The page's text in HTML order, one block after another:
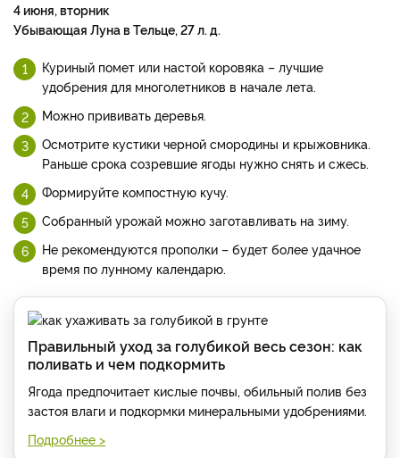
4 июня, вторник
Убывающая Луна в Тельце, 27 л. д.
Куриный помет или настой коровяка – лучшие
удобрения для многолетников в начале лета.
Можно прививать деревья.
Осмотрите кустики черной смородины и крыжовника.
Раньше срока созревшие ягоды нужно снять и сжесь.
Формируйте компостную кучу.
Собранный урожай можно заготавливать на зиму.
Не рекомендуются прополки – будет более удачное
время по лунному календарю.
Правильный уход за голубикой весь сезон: как
поливать и чем подкормить
Ягода предпочитает кислые почвы, обильный полив без
застоя влаги и подкормки минеральными удобрениями.
Подробнее >